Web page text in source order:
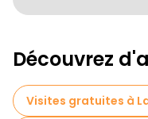
Activités sportives
Visites autoguidées
Découvrez
Visites gratuites à